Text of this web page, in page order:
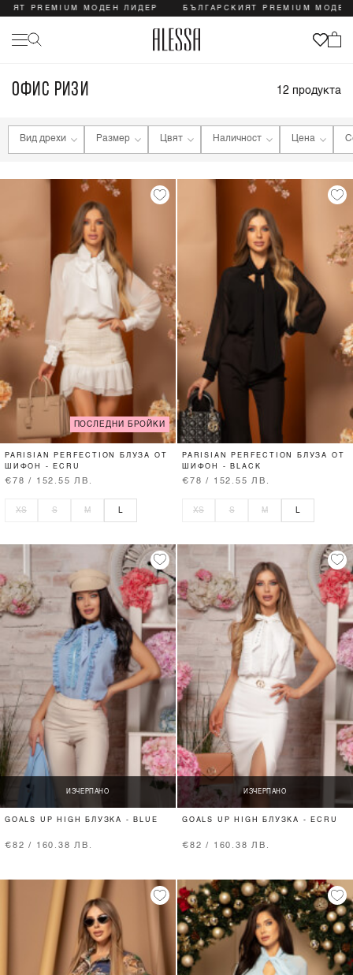
PREMIUM МОДЕН ЛИДЕР БЪЛГАРСКИЯТ PREMIUM МОДЕН
ОФИС РИЗИ 12продукта
Вид дрехи Размер Цвят Наличност Цена
ПОСЛЕДНИ БРОЙКИ
PARISIAN PERFECTION БЛУЗА ОТ
ШИФОН - ECRU
€78 / 152.55 ЛВ.
XS S M
PARISIAN PERFECTION БЛУЗА ОТ
ШИФОН - BLACK
€78 / 152.55 ЛВ.
XS S M
ИЗЧЕРПАНО
GOALS UP HIGH БЛУЗКА - BLUE
€82 / 160.38 ЛВ.
ИЗЧЕРПАНО
GOALS UP HIGH БЛУЗКА - ECRU
€82 / 160.38 ЛВ.